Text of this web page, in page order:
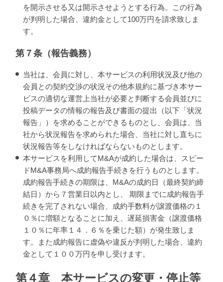
を開示させる又は開示させようとする行為。この行為
が判明した場合、違約金として100万円を請求致しま
す。
第７条（報告義務）
当社は、会員に対し、本サービスの利用状況及び他の
会員との契約交渉の状況その他本規約に基づき本サー
ビスの適切な運営上当社が必要と判断する会員並びに
投稿データの情報の報告及び書面の提出（以下「状況
報告」）を求めることができるものとし、会員は、当
社から状況報告を求められた場合、当社に対し直ちに
状況報告等をしなければならないものとします。
本サービスを利用してM&Aが成約した場合は、スピー
ドM&A事務局へ成約報告手続きを行うものとします。
成約報告手続きの期限は、M&Aの成約日（最終契約締
結日）から７営業日以内とし、 期限までに成約報告手
続きを完了されない場合、成約手数料が譲渡価格の１
０％に増額となることに加え、遅延損害金（譲渡価格
１０％に年率１４．６％を乗じた額）が発生致しま
す。また成約報告に虚偽や違反が判明した場合、違約
金として１００万円を申し受けます。
第４章 本サービスの変更・停止等